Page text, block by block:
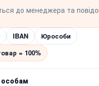
до менеджера та
IBAN
Юрособи
= 100%